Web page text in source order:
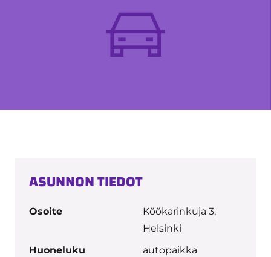
ASUNNON TIEDOT
Osoite
Köökarinkuja 3,
Helsinki
Huoneluku
autopaikka